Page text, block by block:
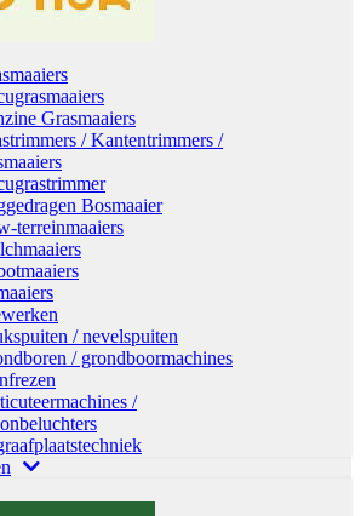
Grasmaaiers
/ Kantentrimmers /
Bosmaaier
terreinmaaiers
/ nevelspuiten
/ grondboormachines
/